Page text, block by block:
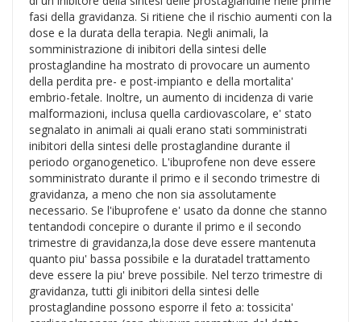
fasi della gravidanza. Si ritiene che il rischio aumenti con la
dose e la durata della terapia. Negli animali, la
somministrazione di inibitori della sintesi delle
prostaglandine ha mostrato di provocare un aumento
della perdita pre- e post-impianto e della mortalita'
embrio-fetale. Inoltre, un aumento di incidenza di varie
malformazioni, inclusa quella cardiovascolare, e' stato
segnalato in animali ai quali erano stati somministrati
inibitori della sintesi delle prostaglandine durante il
periodo organogenetico. L'ibuprofene non deve essere
somministrato durante il primo e il secondo trimestre di
gravidanza, a meno che non sia assolutamente
necessario. Se l'ibuprofene e' usato da donne che stanno
tentandodi concepire o durante il primo e il secondo
trimestre di gravidanza,la dose deve essere mantenuta
quanto piu' bassa possibile e la duratadel trattamento
deve essere la piu' breve possibile. Nel terzo trimestre di
gravidanza, tutti gli inibitori della sintesi delle
prostaglandine possono esporre il feto a: tossicita'